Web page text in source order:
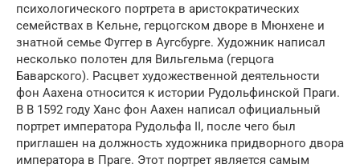
психологического портрета в аристократических
семействах в Кельне, герцогском дворе в Мюнхене и
знатной семье Фуггер в Аугсбурге. Художник написал
несколько полотен для Вильгельма (герцога
Баварского). Расцвет художественной деятельности
фон Аахена относится к истории Рудольфинской Праги.
В В 1592 году Ханс фон Аахен написал официальный
портрет императора Рудольфа II, после чего был
приглашен на должность художника придворного двора
императора в Праге. Этот портрет является самым